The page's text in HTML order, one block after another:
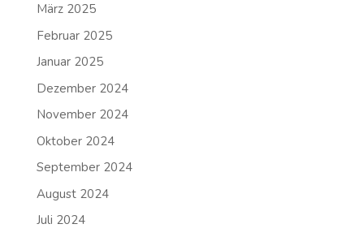
März 2025
Februar 2025
Januar 2025
Dezember 2024
November 2024
Oktober 2024
September 2024
August 2024
Juli 2024